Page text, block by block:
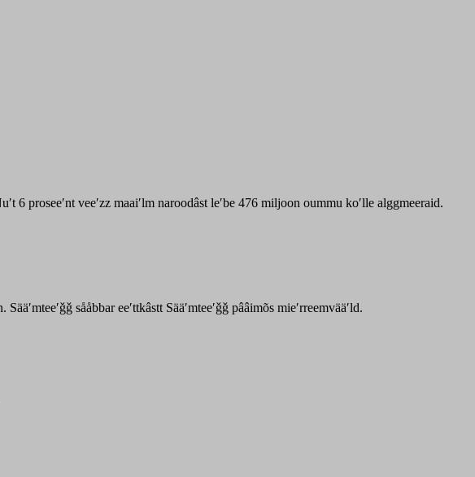
6 proseeʹnt veeʹzz maaiʹlm naroodâst leʹbe 476 miljoon oummu koʹlle alggmeeraid.
sååbbar eeʹttkâstt Sääʹmteeʹǧǧ pââimõs mieʹrreemvääʹld.